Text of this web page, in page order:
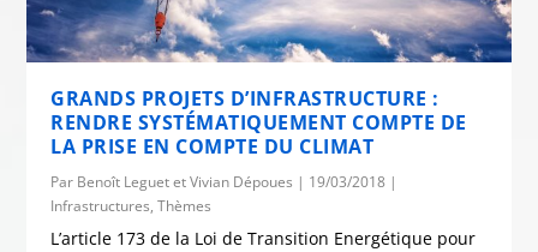
GRANDS PROJETS D’INFRASTRUCTURE :
RENDRE SYSTÉMATIQUEMENT COMPTE DE
LA PRISE EN COMPTE DU CLIMAT
Par Benoît Leguet et Vivian Dépoues | 19/03/2018 |
Infrastructures,Thèmes
L’article 173 de la Loi de Transition Energétique pour